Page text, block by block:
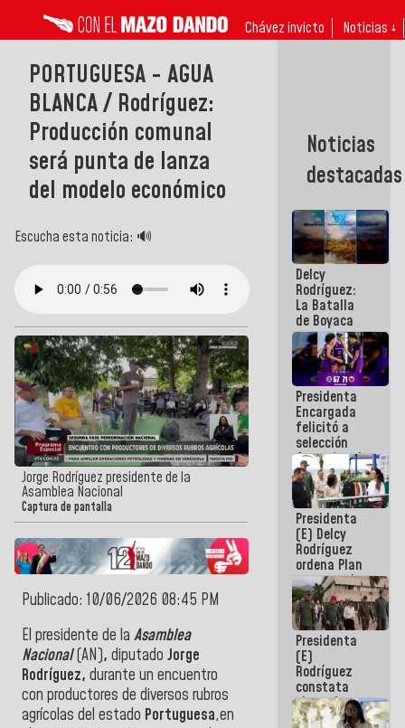
Chávez invicto Noticias ↓
PORTUGUESA - AGUA
BLANCA / Rodríguez:
Producción comunal
será punta de lanza
del modelo económico
Escucha esta noticia: 🔊
Jorge Rodríguez presidente de la
Asamblea Nacional
Captura de pantalla
Publicado: 10/06/2026 08:45 PM
El presidente de la Asamblea
Nacional(AN), diputado Jorge
Rodríguez, durante un encuentro
con productores de diversos rubros
agrícolas del estado Portuguesa,en
Noticias
destacadas
Delcy
Rodríguez:
La Batalla
de Boyaca
representa
un capítulo
decisivo en
la gesta
emancipadora
de nuestra
América
Presidenta
Encargada
felicitó a
selección
femenina de
baloncesto
por su
clasificación
a la
AmeriCup
2027
Presidenta
(E) Delcy
Rodríguez
ordena Plan
maestro de
desarrollo
logístico y
turístico
para La
Guaira
Presidenta
(E)
Rodríguez
constata
obras de
rehabilitación